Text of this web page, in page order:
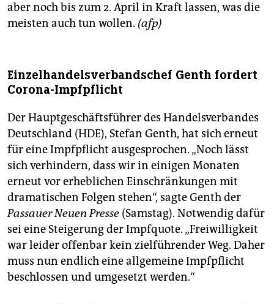
aber noch bis zum 2. April in Kraft lassen, was die
meisten auch tun wollen. (afp)
Einzelhandelsverbandschef Genth fordert
Corona-Impfpflicht
Der Hauptgeschäftsführer des Handelsverbandes
Deutschland (HDE), Stefan Genth, hat sich erneut
für eine Impfpflicht ausgesprochen. „Noch lässt
sich verhindern, dass wir in einigen Monaten
erneut vor erheblichen Einschränkungen mit
dramatischen Folgen stehen“, sagte Genth der
Passauer Neuen Presse (Samstag). Notwendig dafür
sei eine Steigerung der Impfquote. „Freiwilligkeit
war leider offenbar kein zielführender Weg. Daher
muss nun endlich eine allgemeine Impfpflicht
beschlossen und umgesetzt werden.“